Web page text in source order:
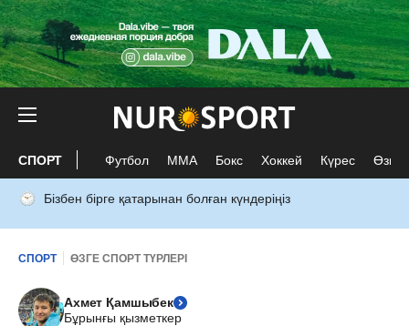
СПОРТ Футбол ММА Бокс Хоккей Күрес Өзге
Бізбен бірге қатарынан болған күндеріңіз
СПОРТ ӨЗГЕ СПОРТ ТҮРЛЕРІ
Ахмет Қамшыбек
Бұрынғы қызметкер